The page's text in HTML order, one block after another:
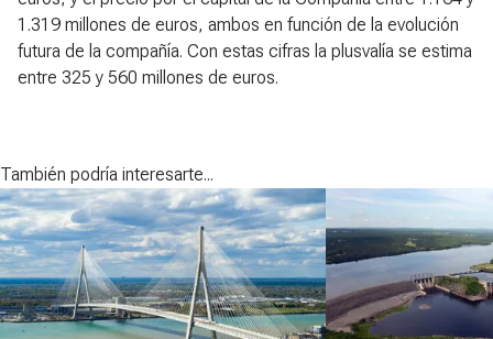
1.319 millones de euros, ambos en función de la evolución
futura de la compañía. Con estas cifras la plusvalía se estima
entre 325 y 560 millones de euros.
También podría interesarte...